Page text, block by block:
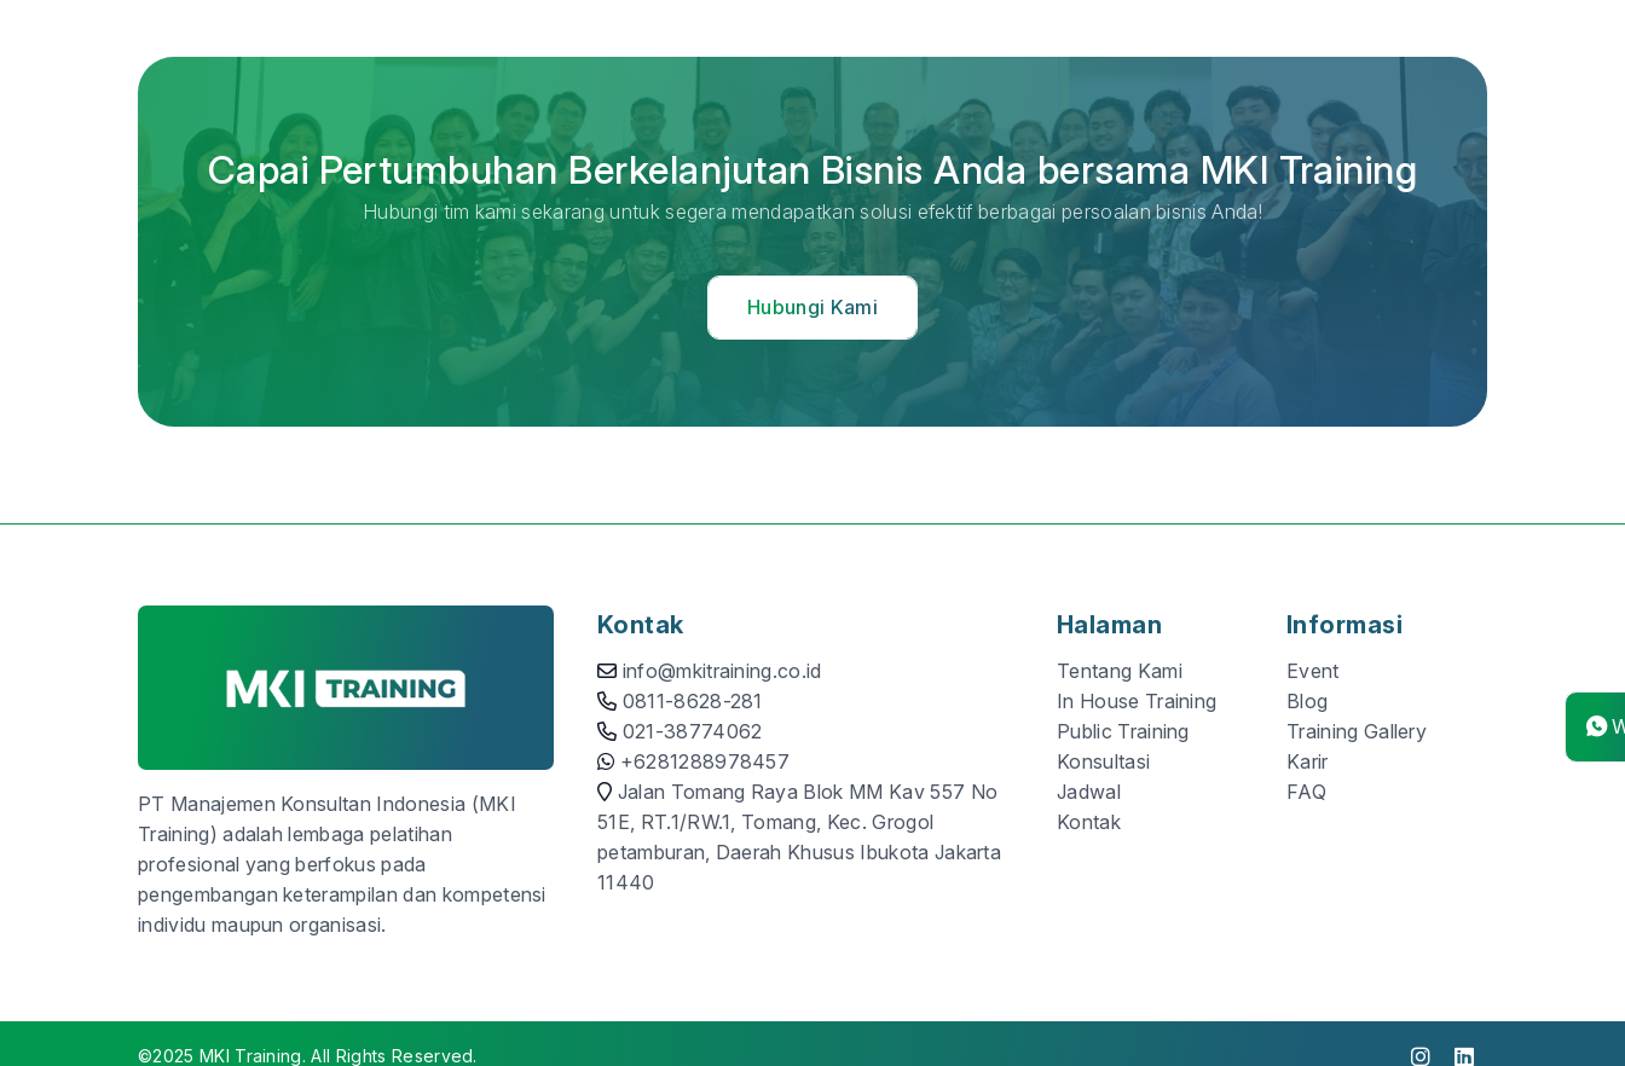
Capai Pertumbuhan Berkelanjutan Bisnis Anda bersama MKI Training
Hubungi tim kami sekarang untuk segera mendapatkan solusi efektif berbagai persoalan bisnis Anda!
Hubungi Kami
PT Manajemen Konsultan Indonesia (MKI
Training) adalah lembaga pelatihan
profesional yang berfokus pada
pengembangan keterampilan dan kompetensi
individu maupun organisasi.
Kontak
info@mkitraining.co.id
0811-8628-281
021-38774062
+6281288978457
Jalan Tomang Raya Blok MM Kav 557 No
51E, RT.1/RW.1, Tomang, Kec. Grogol
petamburan, Daerah Khusus Ibukota Jakarta
11440
Halaman
Tentang Kami
In House Training
Public Training
Konsultasi
Jadwal
Kontak
Informasi
Event
Blog
Training Gallery
Karir
FAQ
©2025 MKI Training. All Rights Reserved.